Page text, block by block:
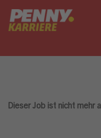
Dieser Job ist nicht mehr